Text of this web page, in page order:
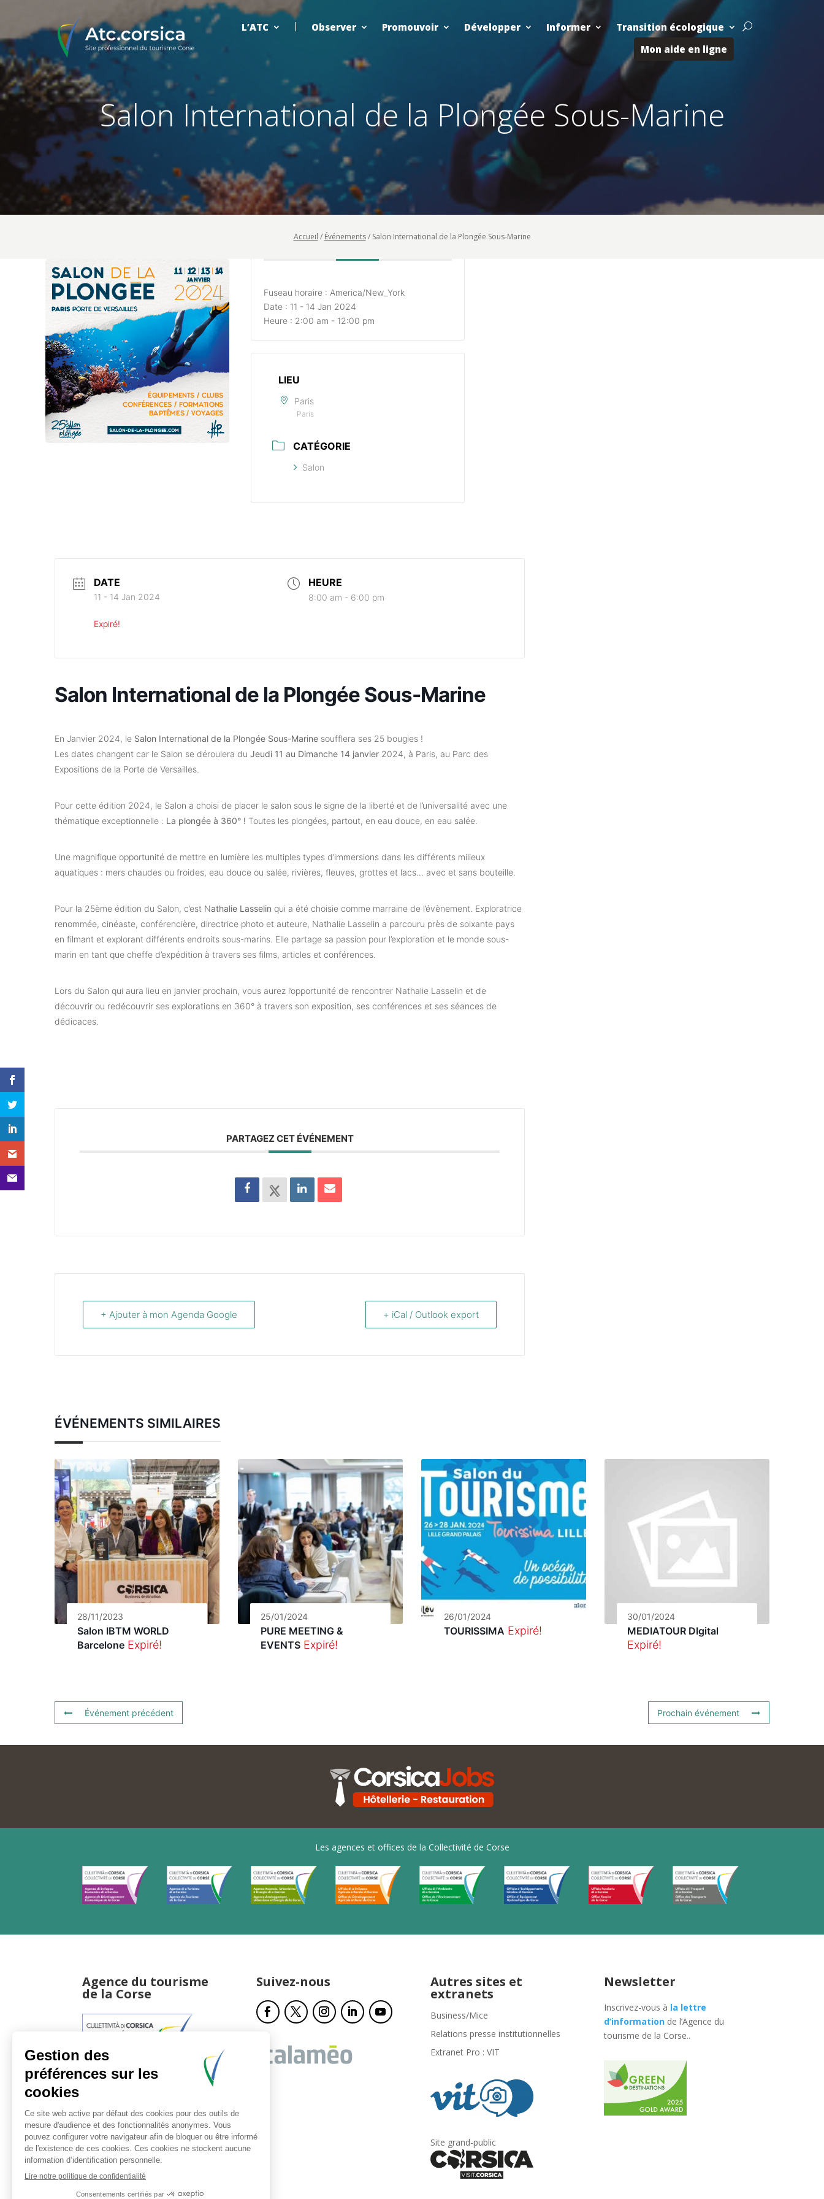
L’ATC Observer Promouvoir Développer Informer
Transition écologique
Mon aide en ligne
U
Salon International de la Plongée Sous-Marine
Accueil / Événements/ Salon International de la Plongée Sous-Marine
Fuseau horaire : America/New_York
Date : 11 - 14 Jan 2024
Heure : 2:00 am - 12:00 pm
LIEU
Paris
Paris
CATÉGORIE
Salon
DATE
11 - 14 Jan 2024
Expiré!
HEURE
8:00 am - 6:00 pm
Salon International de la Plongée Sous-Marine
En Janvier 2024, le Salon International de la Plongée Sous-Marine soufflera ses 25 bougies !
Les dates changent car le Salon se déroulera du Jeudi 11 au Dimanche 14 janvier 2024, à Paris, au Parc des
Expositions de la Porte de Versailles.
Pour cette édition 2024, le Salon a choisi de placer le salon sous le signe de la liberté et de l’universalité avec une
thématique exceptionnelle : La plongée à 360° ! Toutes les plongées, partout, en eau douce, en eau salée.
Une magnifique opportunité de mettre en lumière les multiples types d’immersions dans les différents milieux
aquatiques : mers chaudes ou froides, eau douce ou salée, rivières, fleuves, grottes et lacs… avec et sans bouteille.
Pour la 25ème édition du Salon, c’est Nathalie Lasselin qui a été choisie comme marraine de l’évènement. Exploratrice
renommée, cinéaste, conférencière, directrice photo et auteure, Nathalie Lasselin a parcouru près de soixante pays
en filmant et explorant différents endroits sous-marins. Elle partage sa passion pour l’exploration et le monde sous-
marin en tant que cheffe d’expédition à travers ses films, articles et conférences.
Lors du Salon qui aura lieu en janvier prochain, vous aurez l’opportunité de rencontrer Nathalie Lasselin et de
découvrir ou redécouvrir ses explorations en 360° à travers son exposition, ses conférences et ses séances de
dédicaces.
PARTAGEZ CET ÉVÉNEMENT
+ Ajouter à mon Agenda Google + iCal / Outlook export
ÉVÉNEMENTS SIMILAIRES
28/11/2023
Salon IBTM WORLD
Barcelone Expiré!
25/01/2024
PURE MEETING &
EVENTS Expiré!
26/01/2024
TOURISSIMA Expiré!
30/01/2024
MEDIATOUR DIgital
Expiré!
Événement précédent Prochain événement
Les agences et offices de la Collectivité de Corse
Agence du tourisme
de la Corse
20181 Ajaccio Cedex 01
T : 04 95 51 77 77
Accueil et horaires
Nous contacter
Politique de confidentialité
Suivez-nous Autres sites et
extranets
Business/Mice
Relations presse institutionnelles
Extranet Pro : VIT
Site grand-public
Newsletter
Inscrivez-vous à la lettre
d’information de l’Agence du
tourisme de la Corse..